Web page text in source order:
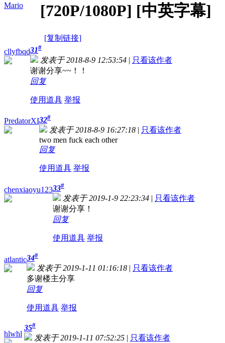
Mario
[720P/1080P] [中英字幕]
[复制链接]
cllyfbqd31#
发表于 2018-8-9 12:53:54 | 只看该作者
谢谢分享~~！！
回复
使用道具 举报
PredatorXI32#
发表于 2018-8-9 16:27:18 | 只看该作者
two men fuck each other
回复
使用道具 举报
chenxiaoyu12333#
发表于 2019-1-9 22:23:34 | 只看该作者
谢谢分享！
回复
使用道具 举报
atlantic34#
发表于 2019-1-11 01:16:18 | 只看该作者
多谢楼主分享
回复
使用道具 举报
hlwhl
35#
发表于 2019-1-11 07:52:25 | 只看该作者